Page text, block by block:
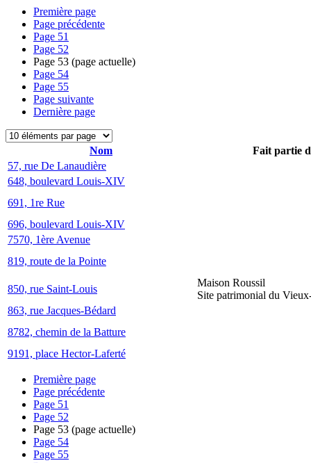
Première page
Page précédente
Page 51
Page 52
Page 53 (page actuelle)
Page 54
Page 55
Page suivante
Dernière page
Nom
Fait partie
57, rue De Lanaudière
648, boulevard Louis-XIV
691, 1re Rue
696, boulevard Louis-XIV
7570, 1ère Avenue
819, route de la Pointe
850, rue Saint-Louis
Maison Roussil
Site patrimonial du
863, rue Jacques-Bédard
8782, chemin de la Batture
9191, place Hector-Laferté
Première page
Page précédente
Page 51
Page 52
Page 53 (page actuelle)
Page 54
Page 55